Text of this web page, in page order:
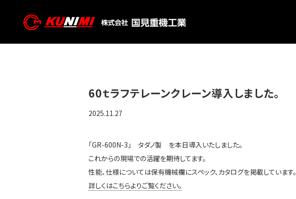
60ｔラフテレーンクレーン導入しました。
2025.11.27
「GR-600N-3」 タダノ製 を本日導入いたしました。
これからの現場での活躍を期待してます。
性能、仕様については保有機械欄にスペック、カタログを掲載しています。
詳しくはこちらよりご覧ください。